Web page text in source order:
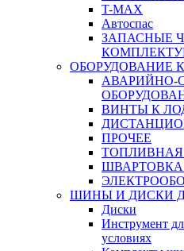
T-MAX
Автоспас
ЗАПАСНЫЕ
ОБОРУДОВАНИЕ
АВАРИЙНО-
ВИНТЫ К
ПРОЧЕЕ
ШВАРТОВКА
ШИНЫ И ДИСКИ
Диски
Инструмент
условиях